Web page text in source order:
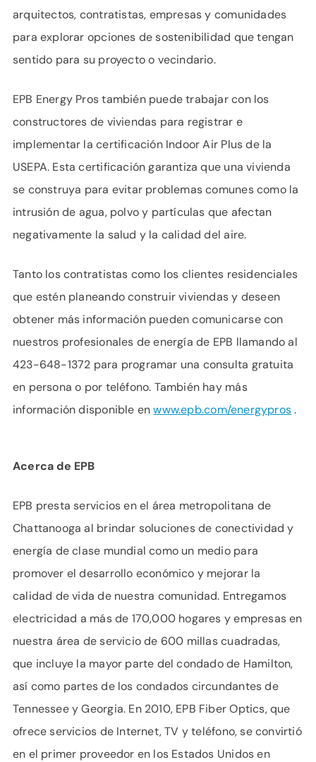
arquitectos, contratistas, empresas y comunidades
para explorar opciones de sostenibilidad que tengan
sentido para su proyecto o vecindario.
EPB Energy Pros también puede trabajar con los
constructores de viviendas para registrar e
implementar la certificación Indoor Air Plus de la
USEPA. Esta certificación garantiza que una vivienda
se construya para evitar problemas comunes como la
intrusión de agua, polvo y partículas que afectan
negativamente la salud y la calidad del aire.
Tanto los contratistas como los clientes residenciales
que estén planeando construir viviendas y deseen
obtener más información pueden comunicarse con
nuestros profesionales de energía de EPB llamando al
423-648-1372 para programar una consulta gratuita
en persona o por teléfono. También hay más
información disponible enwww.epb.com/energypros.
Acerca de EPB
EPB presta servicios en el área metropolitana de
Chattanooga al brindar soluciones de conectividad y
energía de clase mundial como un medio para
promover el desarrollo económico y mejorar la
calidad de vida de nuestra comunidad. Entregamos
electricidad a más de 170,000 hogares y empresas en
nuestra área de servicio de 600 millas cuadradas,
que incluye la mayor parte del condado de Hamilton,
así como partes de los condados circundantes de
Tennessee y Georgia. En 2010, EPB Fiber Optics, que
ofrece servicios de Internet, TV y teléfono, se convirtió
en el primer proveedor en los Estados Unidos en